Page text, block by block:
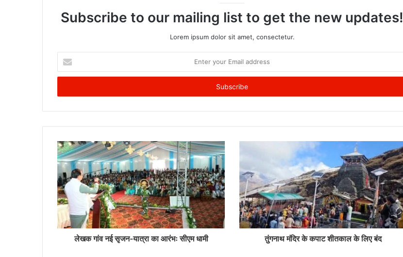
Subscribe to our mailing list to get the new updates!
Lorem ipsum dolor sit amet, consectetur.
your
Email
लेखक गांव नई सृजन-यात्रा का आरंभः सीएम धामी तुंगनाथ मंदिर के कपाट शीतकाल के लिए बंद